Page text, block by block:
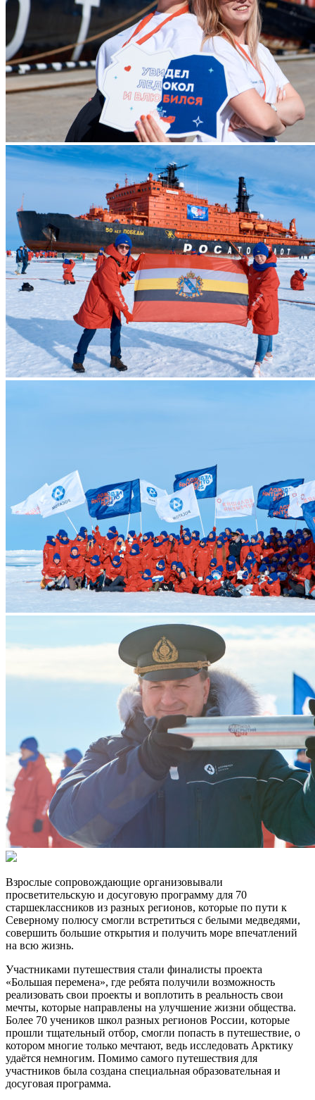
Взрослые сопровождающие организовывали
просветительскую и досуговую программу для 70
старшеклассников из разных регионов, которые по пути к
Северному полюсу смогли встретиться с белыми медведями,
совершить большие открытия и получить море впечатлений
на всю жизнь.
Участниками путешествия стали финалисты проекта
«Большая перемена», где ребята получили возможность
реализовать свои проекты и воплотить в реальность свои
мечты, которые направлены на улучшение жизни общества.
Более 70 учеников школ разных регионов России, которые
прошли тщательный отбор, смогли попасть в путешествие, о
котором многие только мечтают, ведь исследовать Арктику
удаётся немногим. Помимо самого путешествия для
участников была создана специальная образовательная и
досуговая программа.